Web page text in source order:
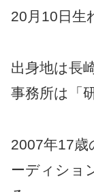
20月10日生
出身地は長
事務所は「
2007年17歳
ーディショ